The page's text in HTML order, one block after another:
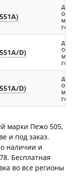
D)
D)
марки Пежо 505,
и под заказ.
наличии и
Бесплатная
во все регионы